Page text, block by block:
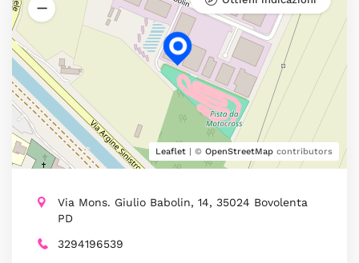
Leaflet | © OpenStreetMap contributors
Via Mons. Giulio Babolin, 14, 35024 Bovolenta
PD
3294196539